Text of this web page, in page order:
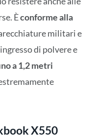
Èconforme alla
militari e
di polvere e
a 1,2 metri
X550